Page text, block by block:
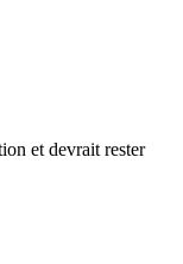
et devrait rester